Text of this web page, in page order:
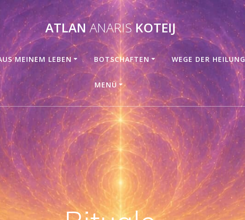
ATLANANARISKOTEIJ
MEINEM LEBEN BOTSCHAFTEN WEGE DER HEILUNG
MENÜ